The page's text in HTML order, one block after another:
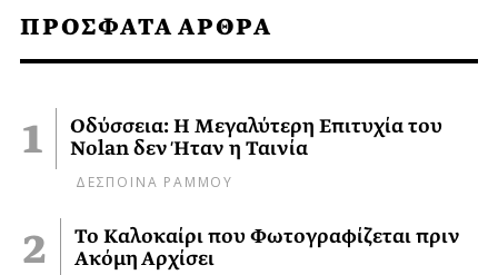
ΠΡΟΣΦΑΤΑ ΑΡΘΡΑ
Οδύσσεια: Η Μεγαλύτερη Επιτυχία του
Nolan δεν Ήταν η Ταινία
ΔΕΣΠΟΙΝΑ ΡΑΜΜΟΥ
Το Καλοκαίρι που Φωτογραφίζεται πριν
Ακόμη Αρχίσει